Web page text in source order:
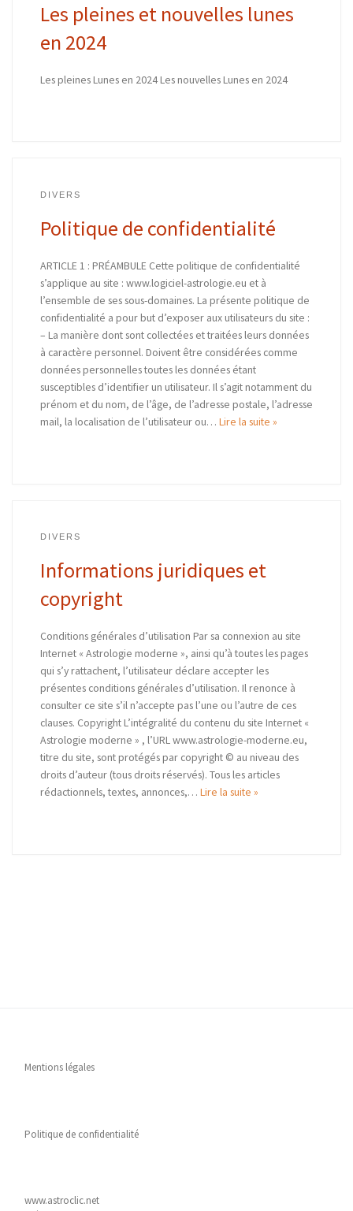
Les pleines et nouvelles lunes
en 2024
Les pleines Lunes en 2024 Les nouvelles Lunes en 2024
DIVERS
Politique de confidentialité
ARTICLE 1 : PRÉAMBULE Cette politique de confidentialité
s’applique au site : www.logiciel-astrologie.eu et à
l’ensemble de ses sous-domaines. La présente politique de
confidentialité a pour but d’exposer aux utilisateurs du site :
– La manière dont sont collectées et traitées leurs données
à caractère personnel. Doivent être considérées comme
données personnelles toutes les données étant
susceptibles d’identifier un utilisateur. Il s’agit notamment du
prénom et du nom, de l’âge, de l’adresse postale, l’adresse
mail, la localisation de l’utilisateur ou… Lire la suite »
DIVERS
Informations juridiques et
copyright
Conditions générales d’utilisation Par sa connexion au site
Internet « Astrologie moderne », ainsi qu’à toutes les pages
qui s’y rattachent, l’utilisateur déclare accepter les
présentes conditions générales d’utilisation. Il renonce à
consulter ce site s’il n’accepte pas l’une ou l’autre de ces
clauses. Copyright L’intégralité du contenu du site Internet «
Astrologie moderne » , l’URL www.astrologie-moderne.eu,
titre du site, sont protégés par copyright © au niveau des
droits d’auteur (tous droits réservés). Tous les articles
rédactionnels, textes, annonces,… Lire la suite »
Mentions légales
Politique de confidentialité
www.astroclic.net